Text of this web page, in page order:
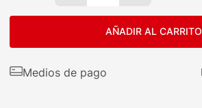
AÑADIR AL CARRITO
Medios de pago